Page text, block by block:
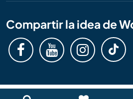
Compartir la idea de